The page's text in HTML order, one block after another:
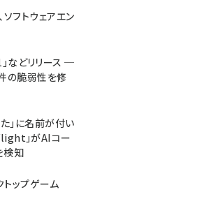
フトウェアエン
などリリース ─
の脆弱性を修
」に名前が付い
」がAIコー
検知
トップゲーム